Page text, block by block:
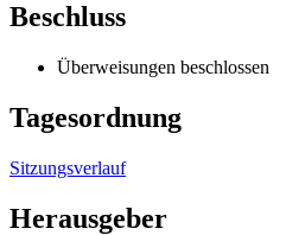
Beschluss
Überweisungen beschlossen
Tagesordnung
Sitzungsverlauf
Herausgeber